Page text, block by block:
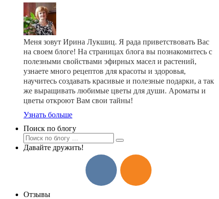
Меня зовут Ирина Лукшиц. Я рада приветствовать Вас
на своем блоге! На страницах блога вы познакомитесь с
полезными свойствами эфирных масел и растений,
узнаете много рецептов для красоты и здоровья,
научитесь создавать красивые и полезные подарки, а так
же выращивать любимые цветы для души. Ароматы и
цветы откроют Вам свои тайны!
Узнать больше
Поиск по блогу
Давайте дружить!
Отзывы